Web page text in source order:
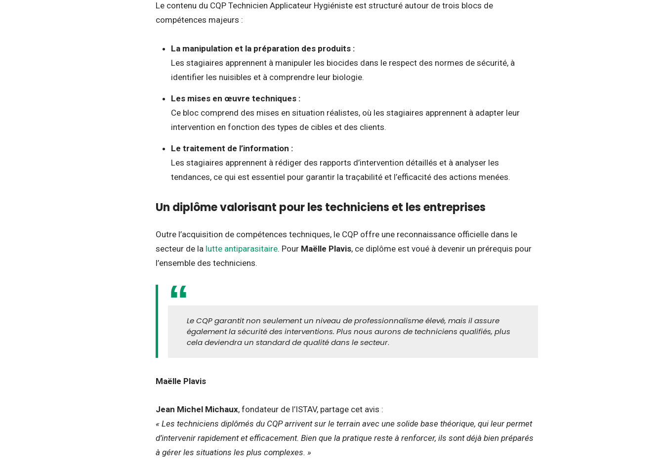
Le contenu du CQP Technicien Applicateur Hygiéniste est structuré autour de trois blocs de
compétences majeurs :
La manipulation et la préparation des produits :
Les stagiaires apprennent à manipuler les biocides dans le respect des normes de sécurité, à
identifier les nuisibles et à comprendre leur biologie.
Les mises en œuvre techniques :
Ce bloc comprend des mises en situation réalistes, où les stagiaires apprennent à adapter leur
intervention en fonction des types de cibles et des clients.
Le traitement de l’information :
Les stagiaires apprennent à rédiger des rapports d’intervention détaillés et à analyser les
tendances, ce qui est essentiel pour garantir la traçabilité et l’efficacité des actions menées.
Un diplôme valorisant pour les techniciens et les entreprises
Outre l’acquisition de compétences techniques, le CQP offre une reconnaissance officielle dans le
secteur de la lutte antiparasitaire. Pour Maëlle Plavis, ce diplôme est voué à devenir un prérequis pour
l’ensemble des techniciens.
Le CQP garantit non seulement un niveau de professionnalisme élevé, mais il assure
également la sécurité des interventions. Plus nous aurons de techniciens qualifiés, plus
cela deviendra un standard de qualité dans le secteur.
Maëlle Plavis
Jean Michel Michaux, fondateur de l’ISTAV, partage cet avis :
« Les techniciens diplômés du CQP arrivent sur le terrain avec une solide base théorique, qui leur permet
d’intervenir rapidement et efficacement. Bien que la pratique reste à renforcer, ils sont déjà bien préparés
à gérer les situations les plus complexes. »